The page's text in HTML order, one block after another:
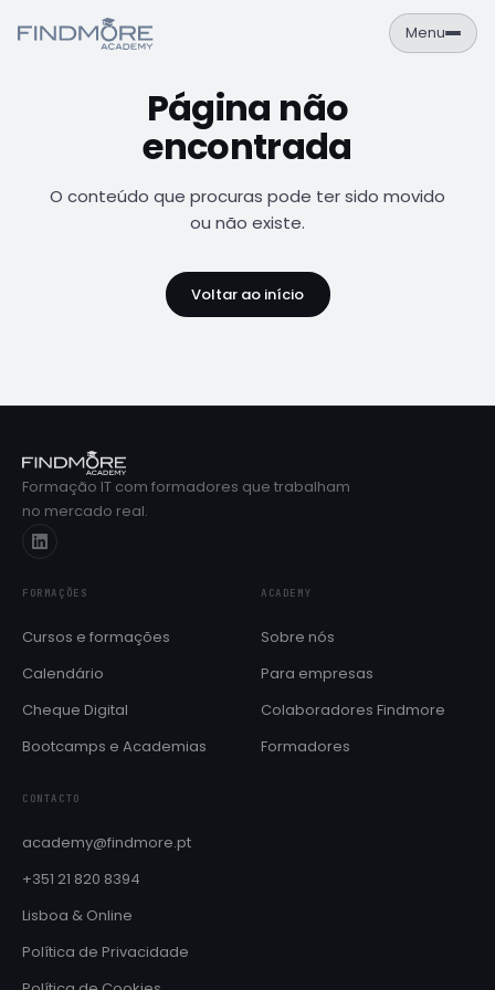
Menu
Área de Aluno
Formações
Catálogo completo de formações IT
Calendário
Próximas edições e datas de início
Aulas de línguas
Inglês e Francês reservados ao ecossistema Findmore
BOOTCAMPS E ACADEMIAS
Brain QA Academy
Página não
encontrada
O conteúdo que procuras pode ter sido movido
ou não existe.
Voltar ao início
Formação IT com formadores que trabalham
no mercado real.
FORMAÇÕES
Cursos e formações
Calendário
Cheque Digital
Bootcamps e Academias
ACADEMY
Sobre nós
Para empresas
Colaboradores Findmore
Formadores
CONTACTO
academy@findmore.pt
+351 21 820 8394
Lisboa & Online
Política de Privacidade